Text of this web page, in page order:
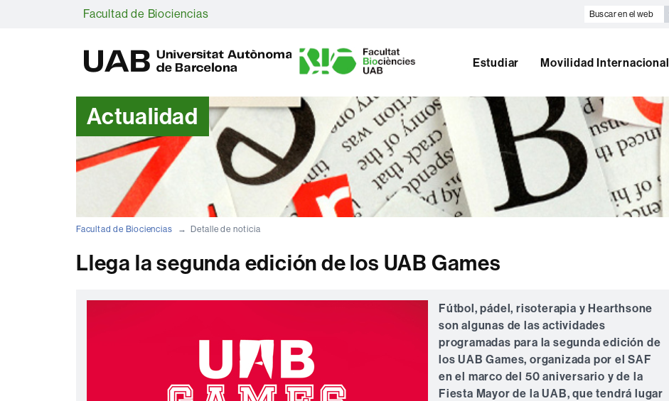
Facultad de Biociencias
Buscar
A
B
Estudiar Movilidad Internacional
Actualidad
Facultad de Biociencias Detalle de noticia
Llega la segunda edición de los UAB Games
Fútbol, ​​pádel, risoterapia y Hearthsone
son algunas de las actividades
programadas para la segunda edición de
los UAB Games, organizada por el SAF
en el marco del 50 aniversario y de la
Fiesta Mayor de la UAB, que tendrá lugar